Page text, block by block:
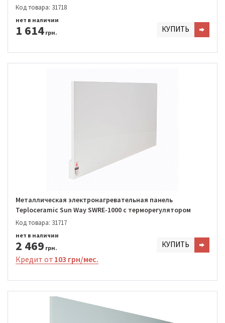
Код товара: 31718
1 614 грн.
нет в наличии
КУПИТЬ
Металлическая электронагревательная панель
Teploceramic Sun Way SWRE-1000 с терморегулятором
Код товара: 31717
2 469 грн.
нет в наличии
КУПИТЬ
Кредит от 103 грн/мес.